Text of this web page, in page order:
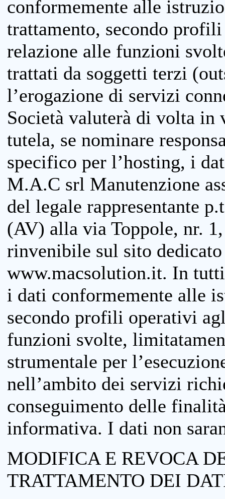
conformemente alle
trattamento, secondo
relazione alle funzioni
trattati da soggetti terzi
l’erogazione di servizi
Società valuterà di volta in
tutela, se nominare
specifico per l’hosting, i
M.A.C srl Manutenzione
del legale rappresentante
(AV) alla via Toppole, nr.
rinvenibile sul sito
www.macsolution.it. In
i dati conformemente alle
secondo profili operativi
funzioni svolte,
strumentale per
nell’ambito dei servizi
conseguimento delle
informativa. I dati non
MODIFICA E REVOCA
TRATTAMENTO DEI